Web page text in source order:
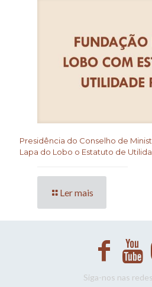
Presidência do Conselho de
Lapa do Lobo o Estatuto de
Ler mais
Siga-nos nas